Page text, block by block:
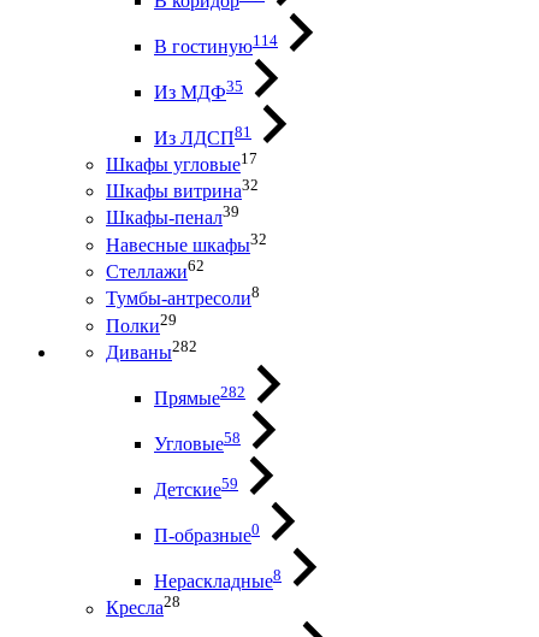
В гостиную114
Из МДФ35
Из ЛДСП81
Шкафы угловые17
Шкафы витрина32
Шкафы-пенал39
Навесные шкафы32
Стеллажи62
Тумбы-антресоли8
Полки29
Диваны282
Прямые282
Угловые58
Детские59
П-образные0
Нераскладные8
Кресла28